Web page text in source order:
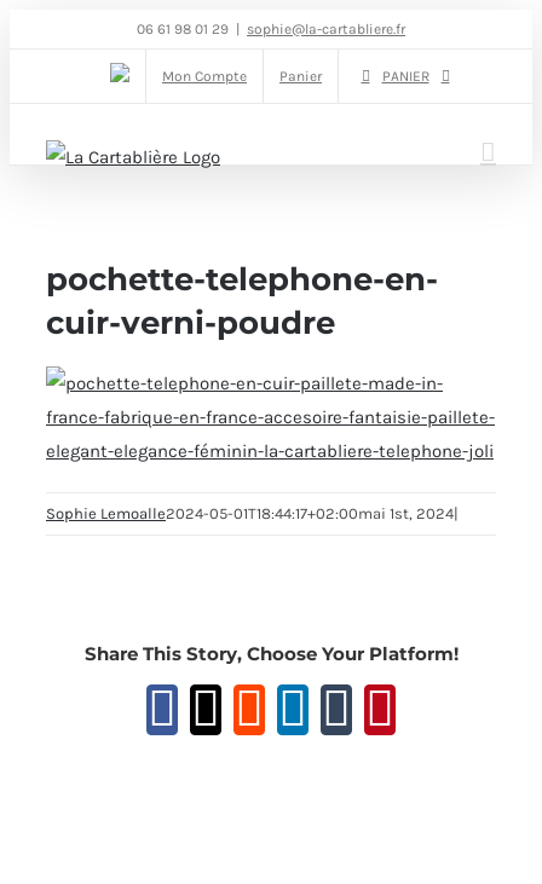
06 61 98 01 29 sophie@la-cartabliere.fr
Mon Compte Panier PANIER
pochette-telephone-en-
cuir-verni-poudre
Sophie Lemoalle2024-05-01T18:44:17+02:00mai 1st, 2024|
Share This Story, Choose Your Platform!
Facebook
XReddit
LinkedIn
Tumblr